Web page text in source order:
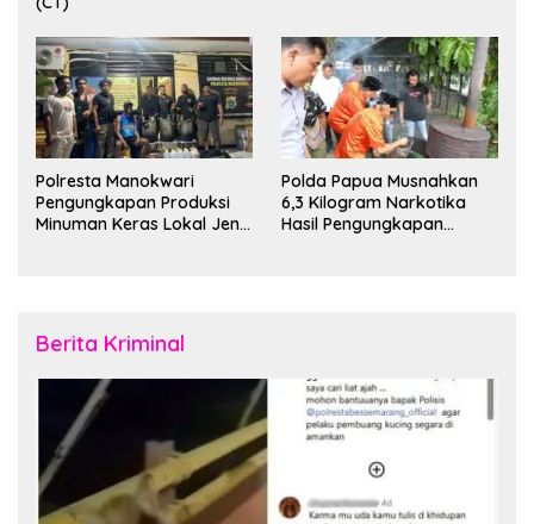
Polresta Manokwari
Pengungkapan Produksi
Minuman Keras Lokal Jenis
Polda Papua Musnahkan
6,3 Kilogram Narkotika
Hasil Pengungkapan
Berita Kriminal